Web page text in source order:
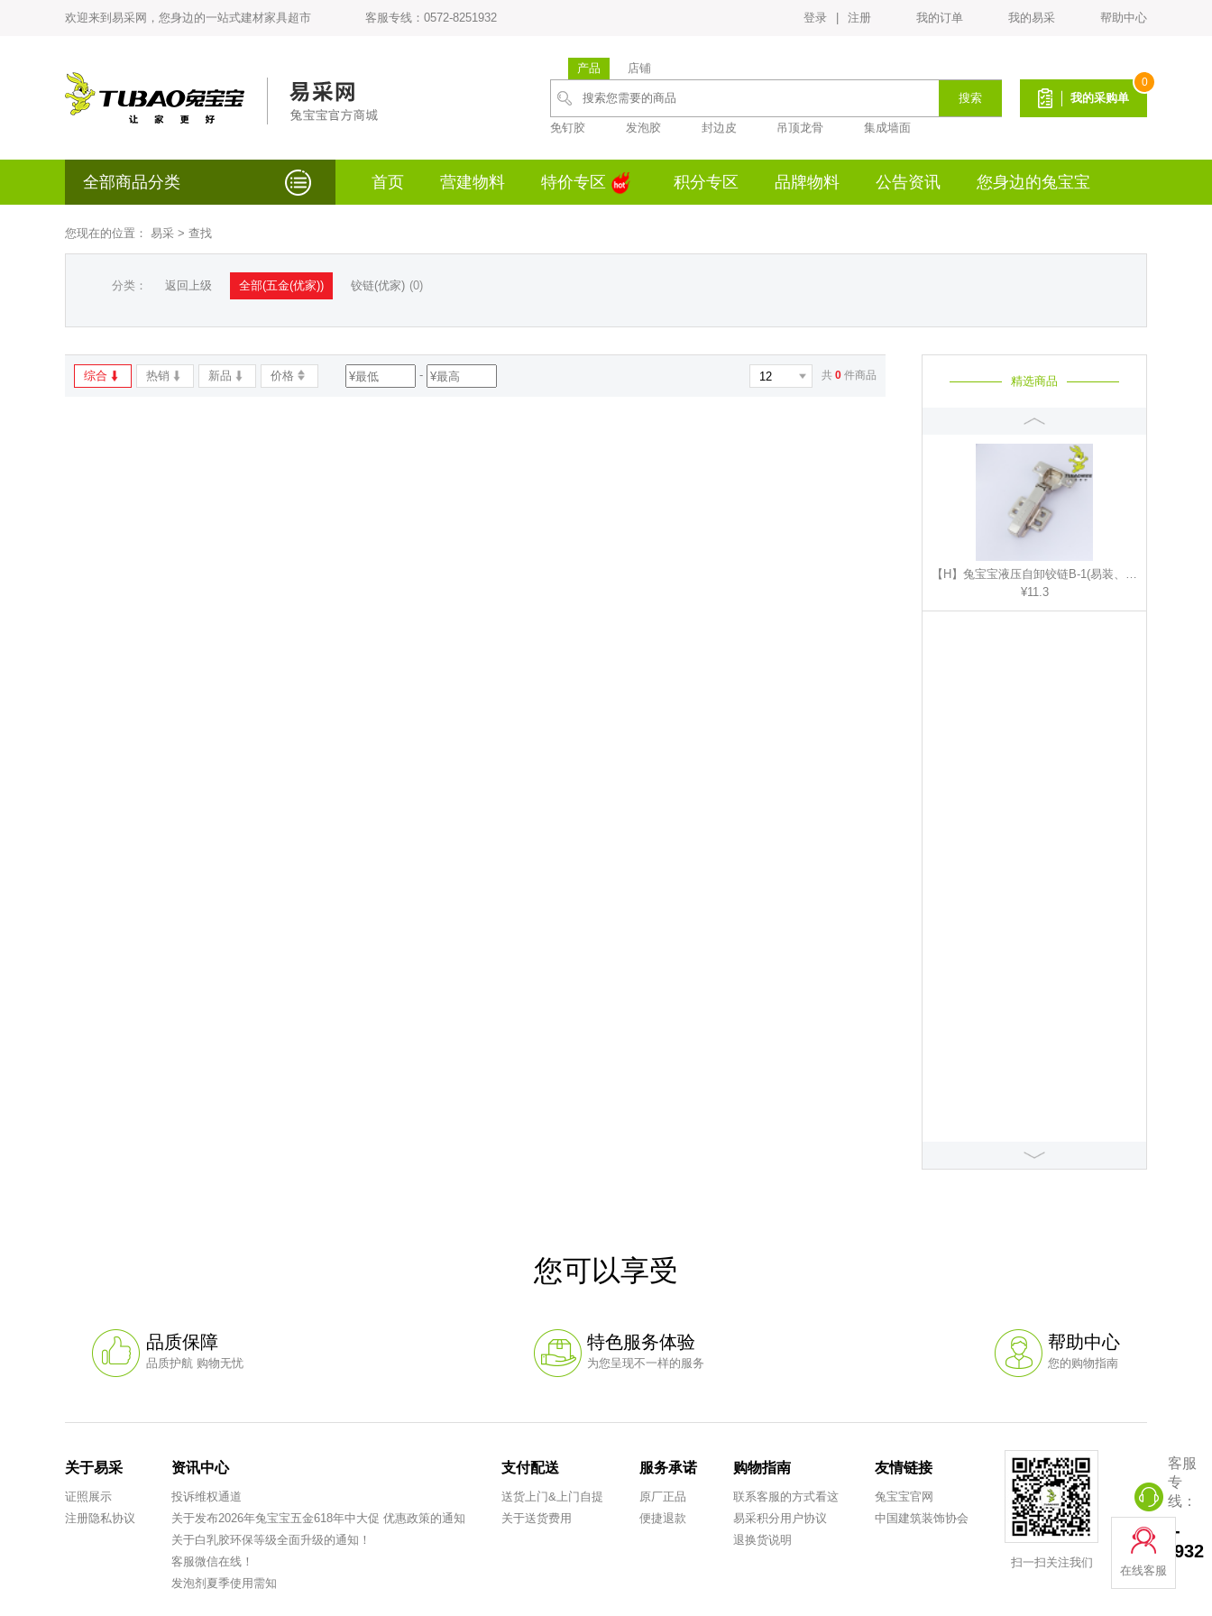
欢迎来到易采网，您身边的一站式建材家具超市 客服专线：0572-8251932 登录 注册 我的订单 我的易采 帮助中心
产品 店铺
搜索 我的采购单
0
免钉胶 发泡胶 封边皮 吊顶龙骨 集成墙面
全部商品分类 首页 营建物料 特价专区 积分专区 品牌物料 公告资讯 您身边的兔宝宝
您现在的位置： 易采 > 查找
分类： 返回上级 全部(五金(优家)) 铰链(优家) (0)
综合 热销 新品 价格 - 共 0 件商品 精选商品
¥22
【H】兔宝宝液压自卸铰链B-1(易装、板材适用)
¥11.3
PVC平面封边皮(宽22mm*厚1.0mm)
¥1.2
您可以享受
品质保障
品质护航 购物无忧
特色服务体验
为您呈现不一样的服务
帮助中心
您的购物指南
关于易采
证照展示
注册隐私协议
资讯中心
投诉维权通道
关于发布2026年兔宝宝五金618年中大促 优惠政策的通知
关于白乳胶环保等级全面升级的通知！
客服微信在线！
发泡剂夏季使用需知
支付配送
送货上门&上门自提
关于送货费用
服务承诺
原厂正品
便捷退款
购物指南
联系客服的方式看这
易采积分用户协议
退换货说明
友情链接
兔宝宝官网
中国建筑装饰协会
扫一扫关注我们
客服
专
线：
0572-
8251932
在线客服